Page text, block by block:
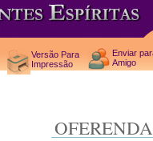
Versão Para
Impressão
Enviar
Amigo
OFERENDA